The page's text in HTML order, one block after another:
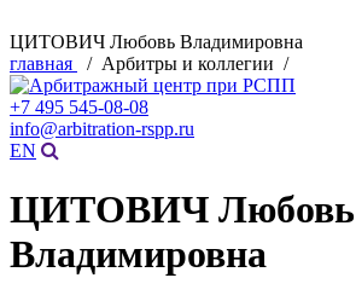
ЦИТОВИЧ Любовь Владимировна
главная
/ Арбитры и коллегии /
+7 495 545-08-08
info@arbitration-rspp.ru
EN
ЦИТОВИЧ Любовь
Владимировна